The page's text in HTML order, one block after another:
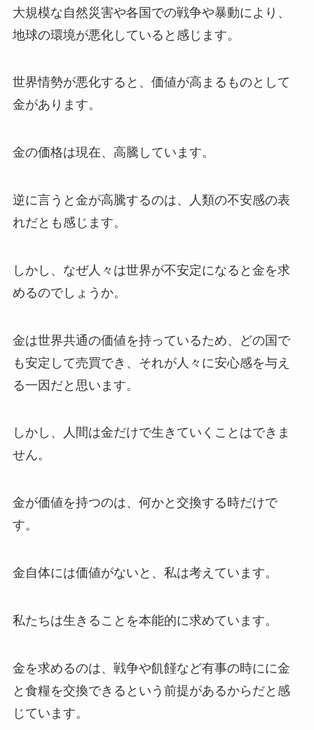
大規模な自然災害や各国での戦争や暴動により、
地球の環境が悪化していると感じます。
世界情勢が悪化すると、価値が高まるものとして
金があります。
金の価格は現在、高騰しています。
逆に言うと金が高騰するのは、人類の不安感の表
れだとも感じます。
しかし、なぜ人々は世界が不安定になると金を求
めるのでしょうか。
金は世界共通の価値を持っているため、どの国で
も安定して売買でき、それが人々に安心感を与え
る一因だと思います。
しかし、人間は金だけで生きていくことはできま
せん。
金が価値を持つのは、何かと交換する時だけで
す。
金自体には価値がないと、私は考えています。
私たちは生きることを本能的に求めています。
金を求めるのは、戦争や飢饉など有事の時にに金
と食糧を交換できるという前提があるからだと感
じています。